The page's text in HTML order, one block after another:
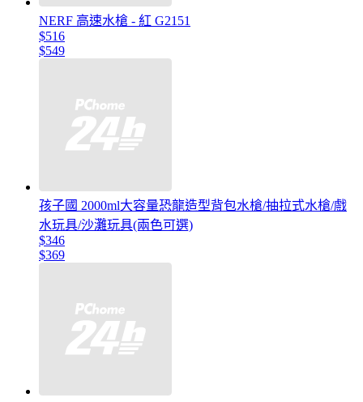
NERF 高速水槍 - 紅 G2151
$516
$549
孩子國 2000ml大容量恐龍造型背包水槍/抽拉式水槍/戲
水玩具/沙灘玩具(兩色可選)
$346
$369